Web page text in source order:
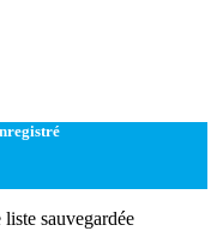
sauvegardée